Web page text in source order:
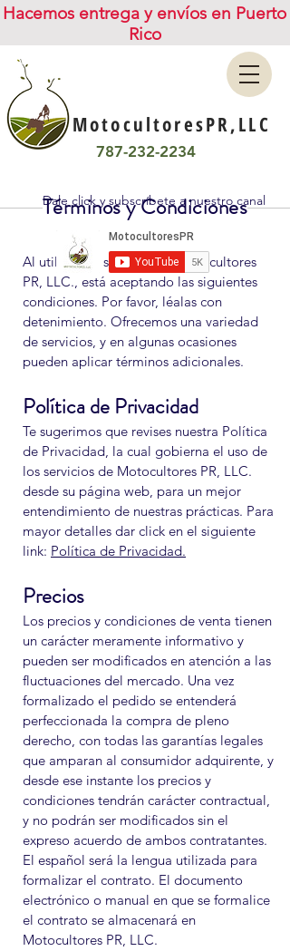
Hacemos entrega y envíos en Puerto
Rico
MotocultoresPR,LLC
787-232-2234
Dale click y subscríbete a nuestro canal
Términos y Condiciones
Al utilizar los servicios de Motocultores
PR, LLC., está aceptando las siguientes
condiciones. Por favor, léalas con
detenimiento. Ofrecemos una variedad
de servicios, y en algunas ocasiones
pueden aplicar términos adicionales.
Política de Privacidad
Te sugerimos que revises nuestra Política
de Privacidad, la cual gobierna el uso de
los servicios de Motocultores PR, LLC.
desde su página web, para un mejor
entendimiento de nuestras prácticas. Para
mayor detalles dar click en el siguiente
link: Política de Privacidad.
Precios
Los precios y condiciones de venta tienen
un carácter meramente informativo y
pueden ser modificados en atención a las
fluctuaciones del mercado. Una vez
formalizado el pedido se entenderá
perfeccionada la compra de pleno
derecho, con todas las garantías legales
que amparan al consumidor adquirente, y
desde ese instante los precios y
condiciones tendrán carácter contractual,
y no podrán ser modificados sin el
expreso acuerdo de ambos contratantes.
El español será la lengua utilizada para
formalizar el contrato. El documento
electrónico o manual en que se formalice
el contrato se almacenará en
Motocultores PR, LLC.
Heading 1